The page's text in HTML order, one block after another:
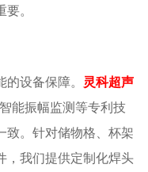
。
设备保障。
灵科超声
能振幅监测等专利技
致。针对储物格、杯架
，我们提供定制化焊头